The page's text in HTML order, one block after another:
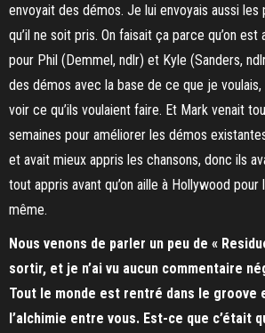
envoyait des démos. Je lui envoyais aussi les
qu’il ne soit pris. On faisait ça parce qu’on
pour Phil (Demmel, ndlr) et Kyle (Sanders,
des démos avec la base de ce que je voulais,
voir ce qu’ils voulaient faire. Et Mark venait
semaines pour améliorer les démos
et avait mieux appris les chansons, donc ils
tout appris avant qu’on aille à Hollywood pour
même.
Nous venons de parler un peu de «
sortir, et je n’ai vu aucun commentaire
Tout le monde est rentré dans le groove
l’alchimie entre vous. Est-ce que c’était